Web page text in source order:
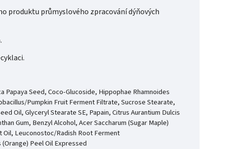
produktu průmyslového zpracování dýňových
Papaya Seed, Coco-Glucoside, Hippophae Rhamnoides
Pumpkin Fruit Ferment Filtrate, Sucrose Stearate,
Oil, Glyceryl Stearate SE, Papain, Citrus Aurantium Dulcis
Gum, Benzyl Alcohol, Acer Saccharum (Sugar Maple)
Oil, Leuconostoc/Radish Root Ferment
Peel Oil Expressed